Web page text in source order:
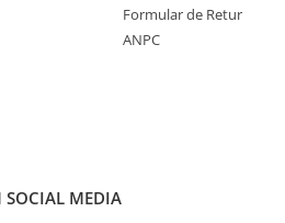
Formular de Retur
ANPC
SOCIAL MEDIA